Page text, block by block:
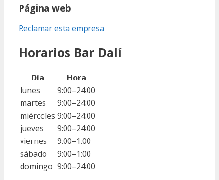
Página web
Reclamar esta empresa
Horarios Bar Dalí
Día
Hora
lunes
9:00–24:00
martes
9:00–24:00
miércoles 9:00–24:00
jueves
9:00–24:00
viernes
9:00–1:00
sábado
9:00–1:00
domingo 9:00–24:00